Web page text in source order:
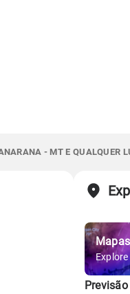
- MT E QUALQUER
Mapas